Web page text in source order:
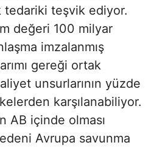
teşvik ediyor.
değeri 100 milyar
imzalanmış
gereği ortak
unsurlarının yüzde
karşılanabiliyor.
AB içinde olması
Avrupa savunma